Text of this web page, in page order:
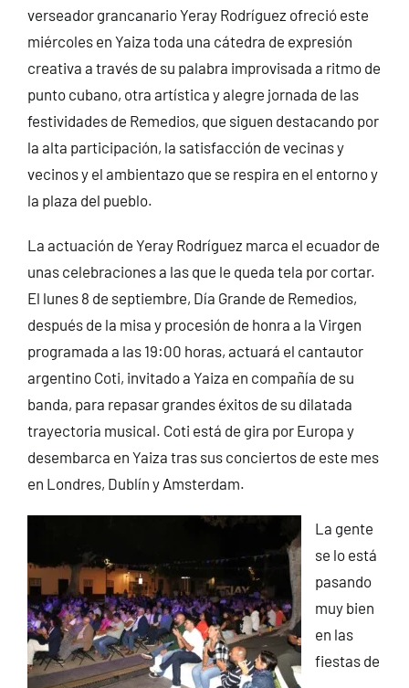
verseador grancanario Yeray Rodríguez ofreció este
miércoles en Yaiza toda una cátedra de expresión
creativa a través de su palabra improvisada a ritmo de
punto cubano, otra artística y alegre jornada de las
festividades de Remedios, que siguen destacando por
la alta participación, la satisfacción de vecinas y
vecinos y el ambientazo que se respira en el entorno y
la plaza del pueblo.
La actuación de Yeray Rodríguez marca el ecuador de
unas celebraciones a las que le queda tela por cortar.
El lunes 8 de septiembre, Día Grande de Remedios,
después de la misa y procesión de honra a la Virgen
programada a las 19:00 horas, actuará el cantautor
argentino Coti, invitado a Yaiza en compañía de su
banda, para repasar grandes éxitos de su dilatada
trayectoria musical. Coti está de gira por Europa y
desembarca en Yaiza tras sus conciertos de este mes
en Londres, Dublín y Amsterdam.
La gente
se lo está
pasando
muy bien
en las
fiestas de